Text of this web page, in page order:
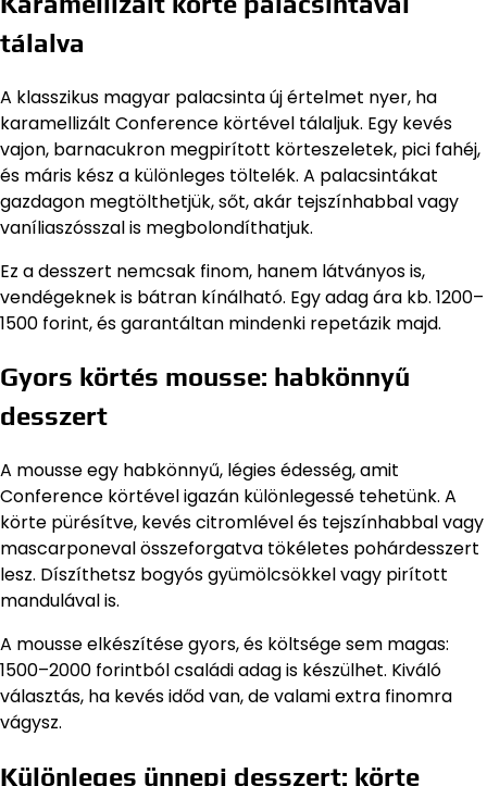
tálalva
A klasszikus magyar palacsinta új értelmet nyer, ha
karamellizált Conference körtével tálaljuk. Egy kevés
vajon, barnacukron megpirított körteszeletek, pici fahéj,
és máris kész a különleges töltelék. A palacsintákat
gazdagon megtölthetjük, sőt, akár tejszínhabbal vagy
vaníliaszósszal is megbolondíthatjuk.
Ez a desszert nemcsak finom, hanem látványos is,
vendégeknek is bátran kínálható. Egy adag ára kb. 1200–
1500 forint, és garantáltan mindenki repetázik majd.
Gyors körtés mousse: habkönnyű
desszert
A mousse egy habkönnyű, légies édesség, amit
Conference körtével igazán különlegessé tehetünk. A
körte pürésítve, kevés citromlével és tejszínhabbal vagy
mascarponeval összeforgatva tökéletes pohárdesszert
lesz. Díszíthetsz bogyós gyümölcsökkel vagy pirított
mandulával is.
A mousse elkészítése gyors, és költsége sem magas:
1500–2000 forintból családi adag is készülhet. Kiváló
választás, ha kevés időd van, de valami extra finomra
vágysz.
Különleges ünnepi desszert: körte